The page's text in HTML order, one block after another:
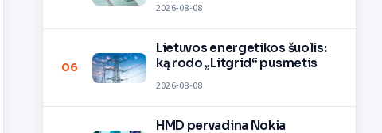
2026-08-08
06
Lietuvos energetikos šuolis:
ką rodo „Litgrid“ pusmetis
2026-08-08
HMD pervadina Nokia